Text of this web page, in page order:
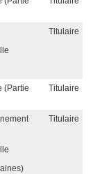
Titulaire
(Partie
Titulaire
Titulaire